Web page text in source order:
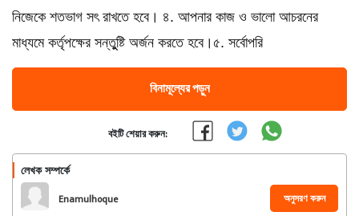
নিজেকে শতভাগ সৎ রাখতে হবে। ৪. আপনার কাজ ও ভালো আচরনের
মাধ্যমে কর্তৃপক্ষের সন্তুুষ্টি অর্জন করতে হবে।৫. সর্বোপরি
বিনামূল্যের পড়ুন
বইটি শেয়ার করুন:
লেখক সম্পর্কে
Enamulhoque অনুসরণ করুন